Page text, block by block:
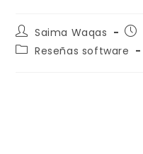
Saima Waqas
Reseñas software